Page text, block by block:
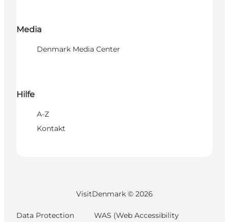
Media
Denmark Media Center
Hilfe
A-Z
Kontakt
VisitDenmark © 2026
Data Protection
WAS (Web Accessibility